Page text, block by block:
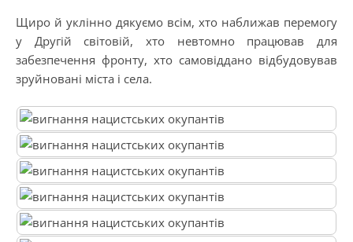
Щиро й уклінно дякуємо всім, хто наближав перемогу
у Другій світовій, хто невтомно працював для
забезпечення фронту, хто самовіддано відбудовував
зруйновані міста і села.